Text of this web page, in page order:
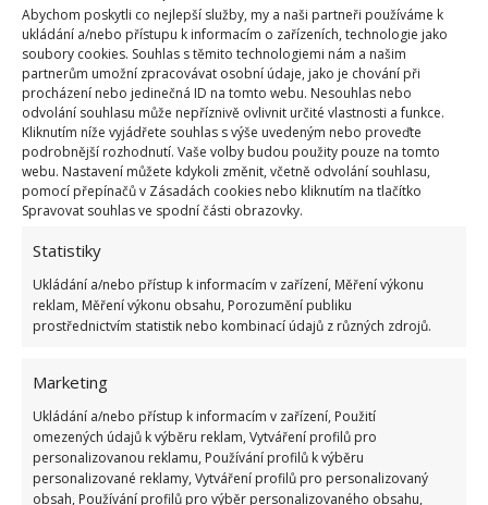
Abychom poskytli co nejlepší služby, my a naši partneři používáme k
ukládání a/nebo přístupu k informacím o zařízeních, technologie jako
soubory cookies. Souhlas s těmito technologiemi nám a našim
partnerům umožní zpracovávat osobní údaje, jako je chování při
procházení nebo jedinečná ID na tomto webu. Nesouhlas nebo
odvolání souhlasu může nepříznivě ovlivnit určité vlastnosti a funkce.
Kliknutím níže vyjádřete souhlas s výše uvedeným nebo proveďte
podrobnější rozhodnutí. Vaše volby budou použity pouze na tomto
webu. Nastavení můžete kdykoli změnit, včetně odvolání souhlasu,
pomocí přepínačů v Zásadách cookies nebo kliknutím na tlačítko
Spravovat souhlas ve spodní části obrazovky.
Statistiky
Ukládání a/nebo přístup k informacím v zařízení, Měření výkonu
reklam, Měření výkonu obsahu, Porozumění publiku
prostřednictvím statistik nebo kombinací údajů z různých zdrojů.
Marketing
Ukládání a/nebo přístup k informacím v zařízení, Použití
omezených údajů k výběru reklam, Vytváření profilů pro
personalizovanou reklamu, Používání profilů k výběru
personalizované reklamy, Vytváření profilů pro personalizovaný
obsah, Používání profilů pro výběr personalizovaného obsahu,
dokládá to, že je nutné pravidelně nahrazovat uhnilé
kusy dřeva nebonahrazovat poničené části po
bouřkách. Tyto opravy teď provádí Catherine sama,
Catherine uvádí, nachází se tam, kam patří, a proto
ani neuvažuje o tom, že by se odstěhovala.
Zdroj:Insider